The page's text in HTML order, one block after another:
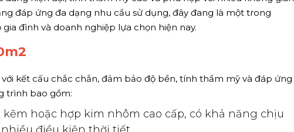
đáp ứng đa dạng nhu cầu sử dụng, đây đang là một trong
đình và doanh nghiệp lựa chọn hiện nay.
kết cấu chắc chắn, đảm bảo độ bền, tính thẩm mỹ và đáp ứng
trình bao gồm:
hoặc hợp kim nhôm cao cấp, có khả năng chịu
điều kiện thời tiết.